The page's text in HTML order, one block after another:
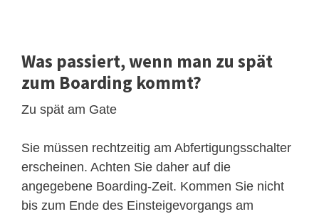
Was passiert, wenn man zu spät
zum Boarding kommt?
Zu spät am Gate
Sie müssen rechtzeitig am Abfertigungsschalter
erscheinen. Achten Sie daher auf die
angegebene Boarding-Zeit. Kommen Sie nicht
bis zum Ende des Einsteigevorgangs am